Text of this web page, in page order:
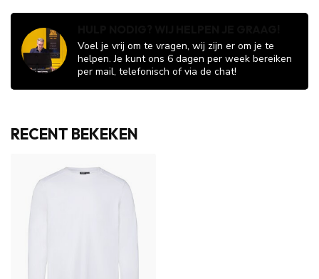
Voel je vrij om te vragen, wij zijn er om je te
helpen. Je kunt ons 6 dagen per week bereiken
per mail, telefonisch of via de chat!
RECENT BEKEKEN